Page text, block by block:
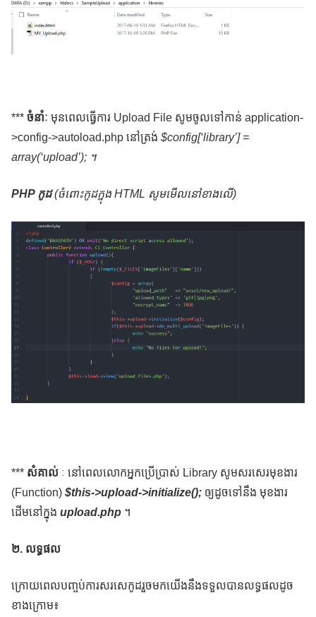
*** ចំនាំៈ មុនពេលធ្វើការ Upload File សូមចូលទៅកាន់ application-
>config->autoload.php នៅត្រង់ $config[‘library’] =
array(‘upload’); ។
​PHP កូដ(ចំពោះកូដក្នុង HTML សូមមើលនៅខាងលើ)
*** សំគាល់ ៈ នៅពេលលោកអ្នកប្រើប្រាស់ Library សូមសរសេរមុខងារ
(Function) $this->upload->initialize(); ឲ្យដូចទៅនឹង មុខងារ
ដើមនៅក្នុង upload.php ។
២. លទ្ធផល
ក្រោយពេលបញ្ចប់ការសរសេកូដរួចមកយើងនឹងទទួលបានលទ្ធផលដូច
ខាងក្រោម៖